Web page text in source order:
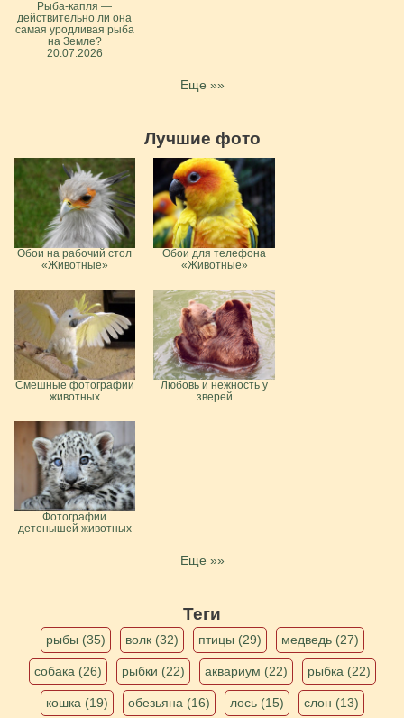
Рыба-капля —
действительно ли она
самая уродливая рыба
на Земле?
20.07.2026
Еще »»
Лучшие фото
Обои на рабочий стол
«Животные»
Обои для телефона
«Животные»
Смешные фотографии
животных
Любовь и нежность у
зверей
Фотографии
детенышей животных
Еще »»
Теги
рыбы (35) волк (32) птицы (29) медведь (27)
собака (26) рыбки (22) аквариум (22) рыбка (22)
кошка (19) обезьяна (16) лось (15) слон (13)